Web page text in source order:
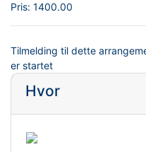
Pris: 1400.00
Tilmelding til dette
er startet
Hvor